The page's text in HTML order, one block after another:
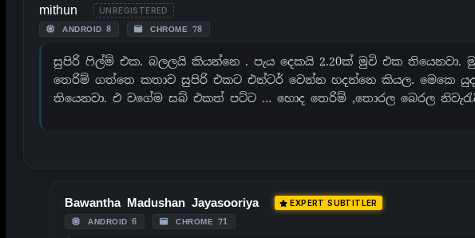
mithun UNREGISTERED
ANDROID 8 CHROME 78
සුපිරි ෆිල්ම් එක. බලලයි කියන්නෙ . පැය දෙකයි 2.20ක් මුවි එක
තෙරිම් ගත්තෙ කතාව සුපිරි එකට එන්ටර් වෙන්න හදන්නෙ කියල. මෙකෙ
තියෙනවා. එ වගේම සබ් එකත් පට්ට … හොද තෙරිම් ,තොරල බෙරල
Bawantha Madushan Jayasooriya EXPERT SUBTITLER
ANDROID 6 CHROME 71